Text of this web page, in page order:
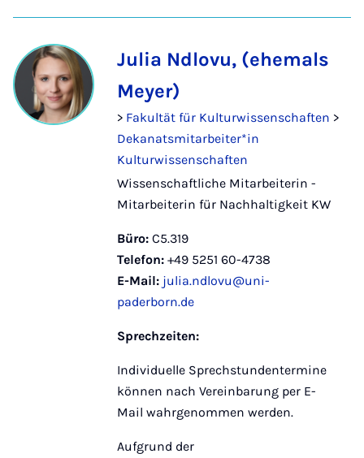
Julia Ndlovu, (ehemals
Meyer)
> Fakultät für Kulturwissenschaften >
Dekanatsmitarbeiter*in
Kulturwissenschaften
Wissenschaftliche Mitarbeiterin -
Mitarbeiterin für Nachhaltigkeit KW
Büro: C5.319
Telefon: +49 5251 60-4738
E-Mail: julia.ndlovu@uni-
paderborn.de
Sprechzeiten:
Individuelle Sprechstundentermine
können nach Vereinbarung per E-
Mail wahrgenommen werden.
Aufgrund der